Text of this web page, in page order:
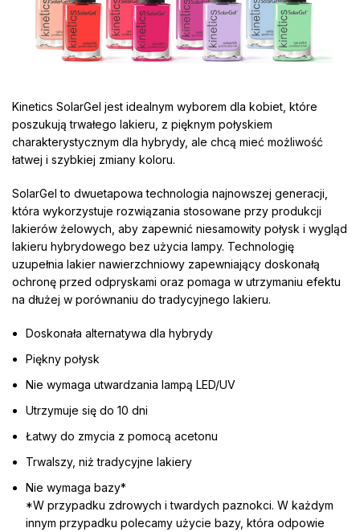
Kinetics SolarGel jest idealnym wyborem dla kobiet, które
poszukują trwałego lakieru, z pięknym połyskiem
charakterystycznym dla hybrydy, ale chcą mieć możliwość
łatwej i szybkiej zmiany koloru.
SolarGel to dwuetapowa technologia najnowszej generacji,
która wykorzystuje rozwiązania stosowane przy produkcji
lakierów żelowych, aby zapewnić niesamowity połysk i wygląd
lakieru hybrydowego bez użycia lampy. Technologię
uzupełnia lakier nawierzchniowy zapewniający doskonałą
ochronę przed odpryskami oraz pomaga w utrzymaniu efektu
na dłużej w porównaniu do tradycyjnego lakieru.
Doskonała alternatywa dla hybrydy
Piękny połysk
Nie wymaga utwardzania lampą LED/UV
Utrzymuje się do 10 dni
Łatwy do zmycia z pomocą acetonu
Trwalszy, niż tradycyjne lakiery
Nie wymaga bazy*
*W przypadku zdrowych i twardych paznokci. W każdym
innym przypadku polecamy użycie bazy, która odpowie